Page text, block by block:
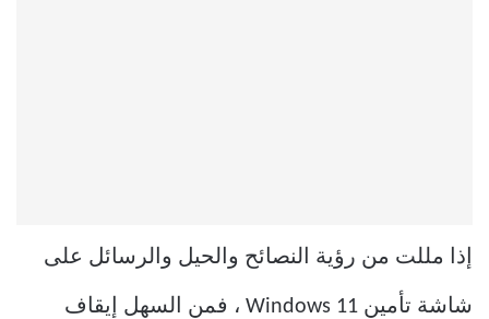
إذا مللت من رؤية النصائح والحيل والرسائل على
شاشة تأمين Windows 11 ، فمن السهل إيقاف